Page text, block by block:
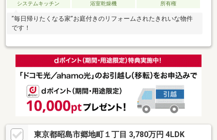
システムキッチン
浴室乾燥機 所有権
”毎日帰りたくなる家”お庭付きのリフォームされたきれいな物件
です！
東京都昭島市郷地町１丁目 3,780万円 4LDK